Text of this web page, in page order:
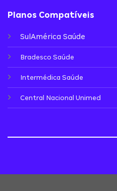
Planos Compatíveis
SulAmérica Saúde
Bradesco Saúde
Intermédica Saúde
Central Nacional Unimed